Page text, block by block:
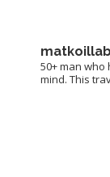
50+ man
mind. This